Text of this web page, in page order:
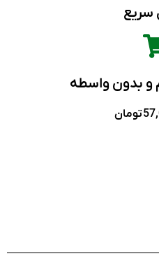
سریع
بدون واسطه
تومان